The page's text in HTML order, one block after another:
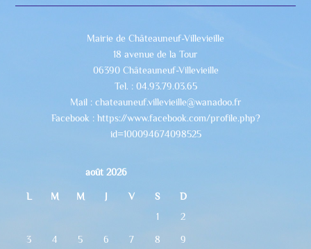
Mairie de Châteauneuf-Villevieille
18 avenue de la Tour
06390 Châteauneuf-Villevieille
Tel. : 04.93.79.03.65
Mail : chateauneuf.villevieille@wanadoo.fr
Facebook : https://www.facebook.com/profile.php?
id=100094674098525
août 2026
L M M J V S
D
1
2
3 4 5 6 7 8 9